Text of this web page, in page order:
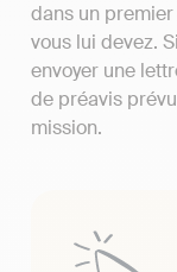
dans un
vous lui devez.
envoyer une
de préavis
mission.